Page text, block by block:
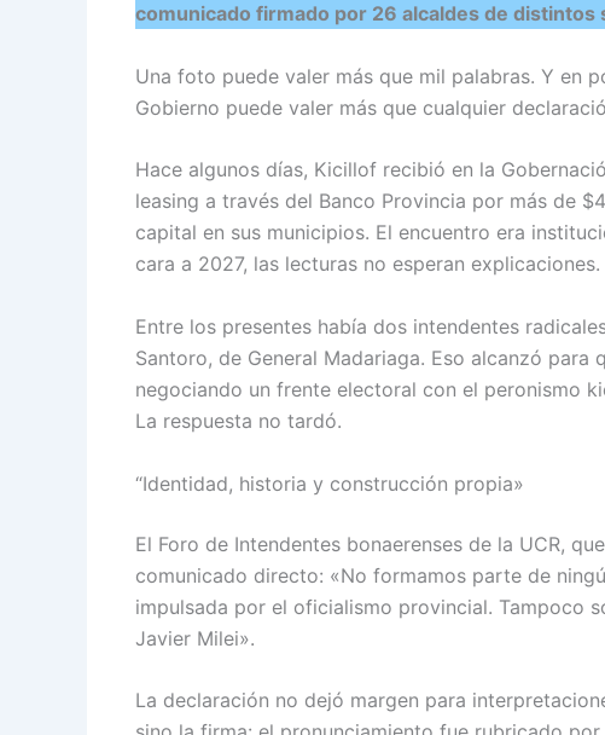
comunicado firmado por 26 alcaldes de
Una foto puede valer más que mil palabras. Y en
Gobierno puede valer más que cualquier
Hace algunos días, Kicillof recibió en la
leasing a través del Banco Provincia por más de
capital en sus municipios. El encuentro era
cara a 2027, las lecturas no esperan explicaciones.
Entre los presentes había dos intendentes
Santoro, de General Madariaga. Eso alcanzó para
negociando un frente electoral con el peronismo
La respuesta no tardó.
“Identidad, historia y construcción propia»
El Foro de Intendentes bonaerenses de la UCR,
comunicado directo: «No formamos parte de
impulsada por el oficialismo provincial. Tampoco
Javier Milei».
La declaración no dejó margen para